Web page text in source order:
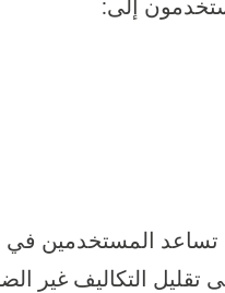
إلى:
تساعد المستخدمين
تقليل التكاليف غير